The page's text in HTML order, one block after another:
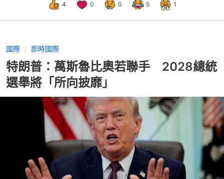
4 0 0 5 1
國際 即時國際
特朗普：萬斯魯比奧若聯手 2028總統
選舉將「所向披靡」